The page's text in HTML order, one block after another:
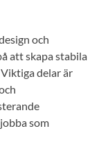
och
att skapa stabila
delar är
som